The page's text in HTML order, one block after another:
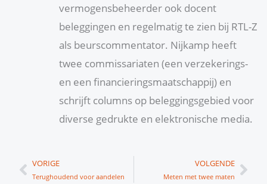
vermogensbeheerder ook docent
beleggingen en regelmatig te zien bij RTL-Z
als beurscommentator. Nijkamp heeft
twee commissariaten (een verzekerings-
en een financieringsmaatschappij) en
schrijft columns op beleggingsgebied voor
diverse gedrukte en elektronische media.
Vorige
VORIGE
Terughoudend voor aandelen
VOLGENDE
Meten met twee maten